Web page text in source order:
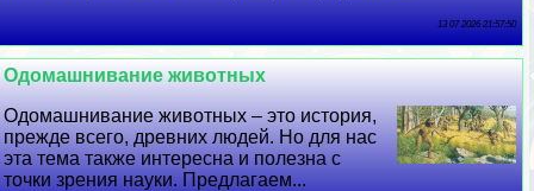
13 07 2026 21:57:50
Одомашнивание животных
Одомашнивание животных – это история,
прежде всего, древних людей. Но для нас
эта тема также интересна и полезна с
точки зрения науки. Предлагаем...